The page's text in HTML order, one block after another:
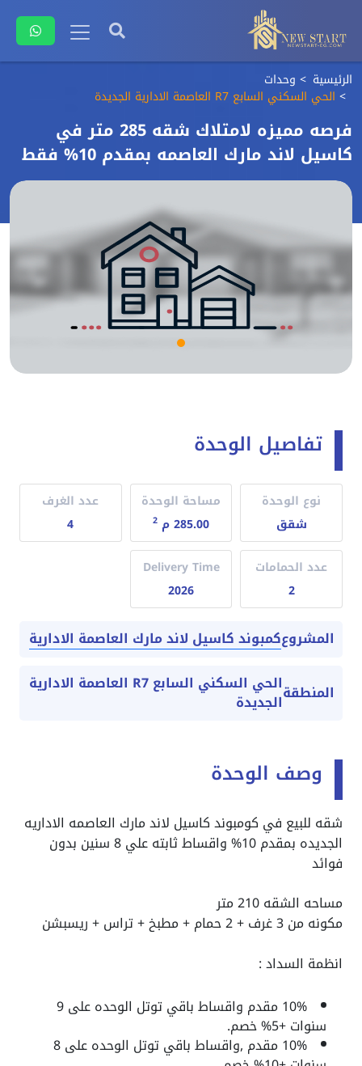
الرئيسية وحدات
الحي السكني السابع R7 العاصمة الادارية الجديدة
فرصه مميزه لامتلاك شقه 285 متر في
كاسيل لاند مارك العاصمه بمقدم 10% فقط
تفاصيل الوحدة
نوع الوحدة
شقق
مساحة الوحدة
285.00 م
2
عدد الغرف
4
عدد الحمامات
2
Delivery Time
2026
المشروعكمبوند كاسيل لاند مارك العاصمة الادارية
المنطقة الحي السكني السابع R7 العاصمة الادارية
الجديدة
وصف الوحدة
شقه للبيع في كومبوند كاسيل لاند مارك العاصمه الاداريه
الجديده بمقدم 10% واقساط ثابته علي 8 سنين بدون
فوائد
مساحه الشقه 210 متر
مكونه من 3 غرف + 2 حمام + مطبخ + تراس + ريسبشن
انظمة السداد :
10%؜ مقدم واقساط باقي توتل الوحده على 9
سنوات +5%؜ خصم.
10%؜ مقدم ,واقساط باقي توتل الوحده على 8